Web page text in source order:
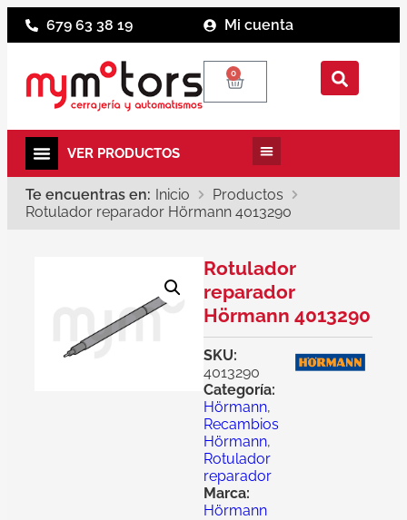
679 63 38 19 Mi cuenta
0
Te encuentras en: Inicio
Productos
Rotulador reparador Hörmann 4013290
Rotulador
reparador
Hörmann 4013290
SKU:
4013290
Categoría:
Hörmann,
Recambios
Hörmann,
Rotulador
reparador
Marca:
Hörmann